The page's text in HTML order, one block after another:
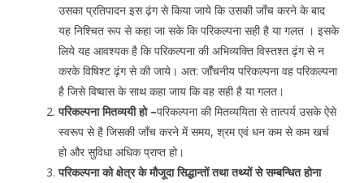
उसका प्रतिपादन इस ढ़ंग से किया जाये कि उसकी जाँच करने के बाद
यह निश्चित रूप से कहा जा सके कि परिकल्पना सही है या गलत । इसके
लिये यह आवश्यक है कि परिकल्पना की अभिव्यक्ति विस्तश्त ढ़ंग से न
करके विषिश्ट ढ़ंग से की जाये। अत: जॉँचनीय परिकल्पना वह परिकल्पना
है जिसे विष्वास के साथ कहा जाय कि वह सही है या गलत।
परिकल्पना मितव्ययी हो –परिकल्पना की मितव्ययिता से तात्पर्य उसके ऐसे
स्वरूप से है जिसकी जाँच करने में समय, श्रम एवं धन कम से कम खर्च
हो और सुविधा अधिक प्राप्त हो।
परिकल्पना को क्षेत्र के मौजूदा सिद्धान्तों तथा तथ्यों से सम्बन्धित होना